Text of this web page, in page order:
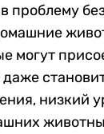
проблему
могут
низкий